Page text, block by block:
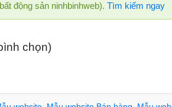
động sản ninhbinhweb). Tìm kiếm ngay
chọn)